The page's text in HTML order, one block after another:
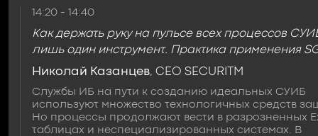
14:20 - 14:40
Как держать руку на пульсе всех процессов
лишь один инструмент. Практика применения
Николай Казанцев, CEO SECURITM
Службы ИБ на пути к созданию идеальных СУИБ
используют множество технологичных средств
Но процессы продолжают вести в разрозненных
таблицах и неспециализированных системах. В